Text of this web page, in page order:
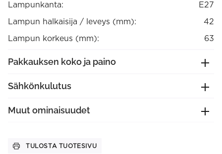
Lampunkanta:
E27
Lampun halkaisija / leveys (mm):
42
Lampun korkeus (mm):
63
Pakkauksen koko ja paino
Sähkönkulutus
Muut ominaisuudet
TULOSTA TUOTESIVU